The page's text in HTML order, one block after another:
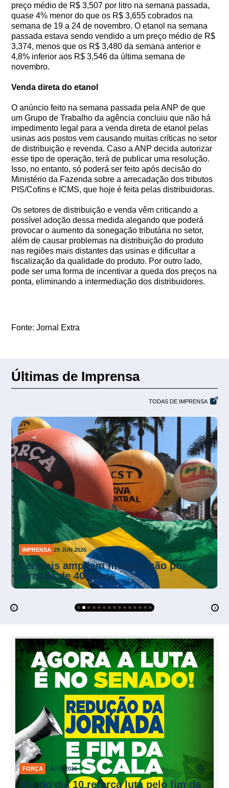
preço médio de R$ 3,507 por litro na semana passada,
quase 4% menor do que os R$ 3,655 cobrados na
semana de 19 a 24 de novembro. O etanol na semana
passada estava sendo vendido a um preço médio de R$
3,374, menos que os R$ 3,480 da semana anterior e
4,8% inferior aos R$ 3,546 da última semana de
novembro.
Venda direta do etanol
O anúncio feito na semana passada pela ANP de que
um Grupo de Trabalho da agência concluiu que não há
impedimento legal para a venda direta de etanol pelas
usinas aos postos vem causando muitas críticas no setor
de distribuição e revenda. Caso a ANP decida autorizar
esse tipo de operação, terá de publicar uma resolução.
Isso, no entanto, só poderá ser feito após decisão do
Ministério da Fazenda sobre a arrecadação dos tributos
PIS/Cofins e ICMS, que hoje é feita pelas distribuidoras.
Os setores de distribuição e venda vêm criticando a
possível adoção dessa medida alegando que poderá
provocar o aumento da sonegação tributária no setor,
além de causar problemas na distribuição do produto
nas regiões mais distantes das usinas e dificultar a
fiscalização da qualidade do produto. Por outro lado,
pode ser uma forma de incentivar a queda dos preços na
ponta, eliminando a intermediação dos distribuidores.
Fonte: Jornal Extra
Últimas de Imprensa
TODAS DE IMPRENSA
IMPRENSA 26 JUN 2026
Mendonça suspende multas da NR-1
sobre riscos psicossociais
FORÇA 7 AGO 2026
Ato do dia 10 reforça luta pelo fim da